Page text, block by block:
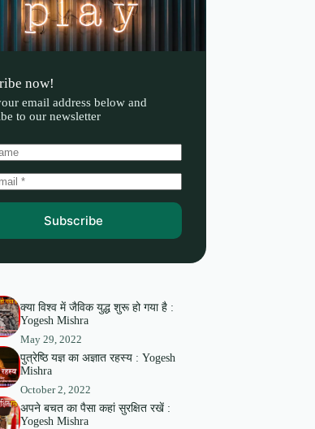
now!
email address below and
to our newsletter
Subscribe
क्या विश्व में जैविक युद्ध शुरू हो गया है :
Yogesh Mishra
May 29, 2022
पुत्रेष्ठि यज्ञ का अज्ञात रहस्य : Yogesh
Mishra
October 2, 2022
अपने बचत का पैसा कहां सुरक्षित रखें :
Yogesh Mishra